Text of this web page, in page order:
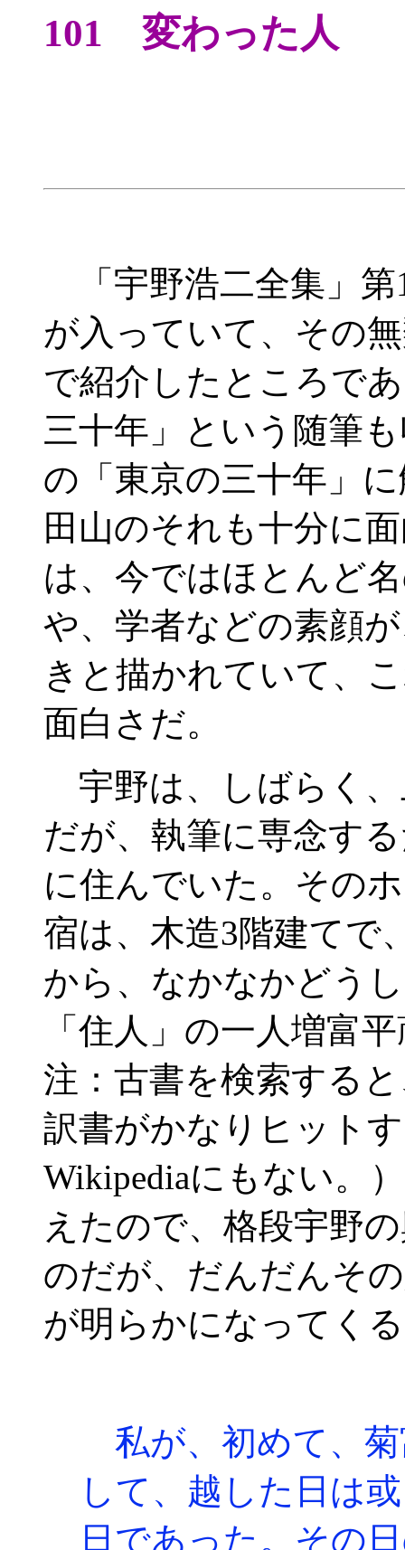
101 変わった
「宇野浩二全集」第
が入っていて、その
で紹介したところで
三十年」という随筆
の「東京の三十年」
田山のそれも十分に
は、今ではほとんど
や、学者などの素顔
きと描かれていて、
面白さだ。
宇野は、しばらく
だが、執筆に専念す
に住んでいた。その
宿は、木造3階建てで
から、なかなかどう
「住人」の一人増富
注：古書を検索する
訳書がかなりヒット
Wikipediaにもない。
えたので、格段宇野
のだが、だんだんそ
が明らかになってく
私が、初めて、
して、越した日は
日であった。その